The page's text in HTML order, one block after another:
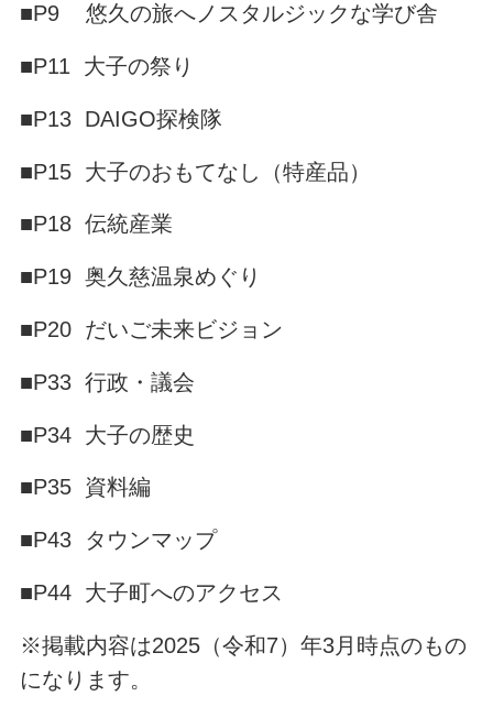
■P9 悠久の旅へノスタルジックな学び舎
■P11 大子の祭り
■P13 DAIGO探検隊
■P15 大子のおもてなし（特産品）
■P18 伝統産業
■P19 奥久慈温泉めぐり
■P20 だいご未来ビジョン
■P33 行政・議会
■P34 大子の歴史
■P35 資料編
■P43 タウンマップ
■P44 大子町へのアクセス
※掲載内容は2025（令和7）年3月時点のもの
になります。